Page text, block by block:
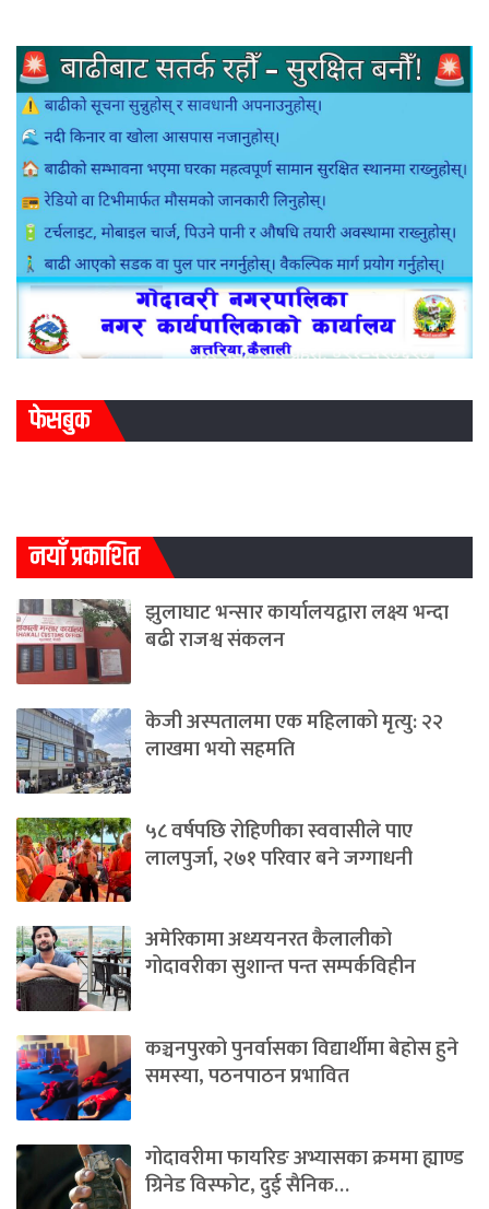
फेसबुक
नयाँ प्रकाशित
झुलाघाट भन्सार कार्यालयद्वारा लक्ष्य भन्दा
बढी राजश्व संकलन
केजी अस्पतालमा एक महिलाको मृत्यु: २२
लाखमा भयो सहमति
५८ वर्षपछि रोहिणीका स्ववासीले पाए
लालपुर्जा, २७१ परिवार बने जग्गाधनी
अमेरिकामा अध्ययनरत कैलालीको
गोदावरीका सुशान्त पन्त सम्पर्कविहीन
कञ्चनपुरको पुनर्वासका विद्यार्थीमा बेहोस हुने
समस्या, पठनपाठन प्रभावित
गोदावरीमा फायरिङ अभ्यासका क्रममा ह्याण्ड
ग्रिनेड विस्फोट, दुई सैनिक…